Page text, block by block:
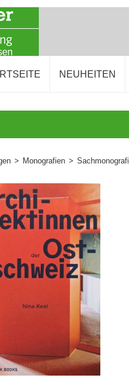
NEUHEITEN
> Monografien >